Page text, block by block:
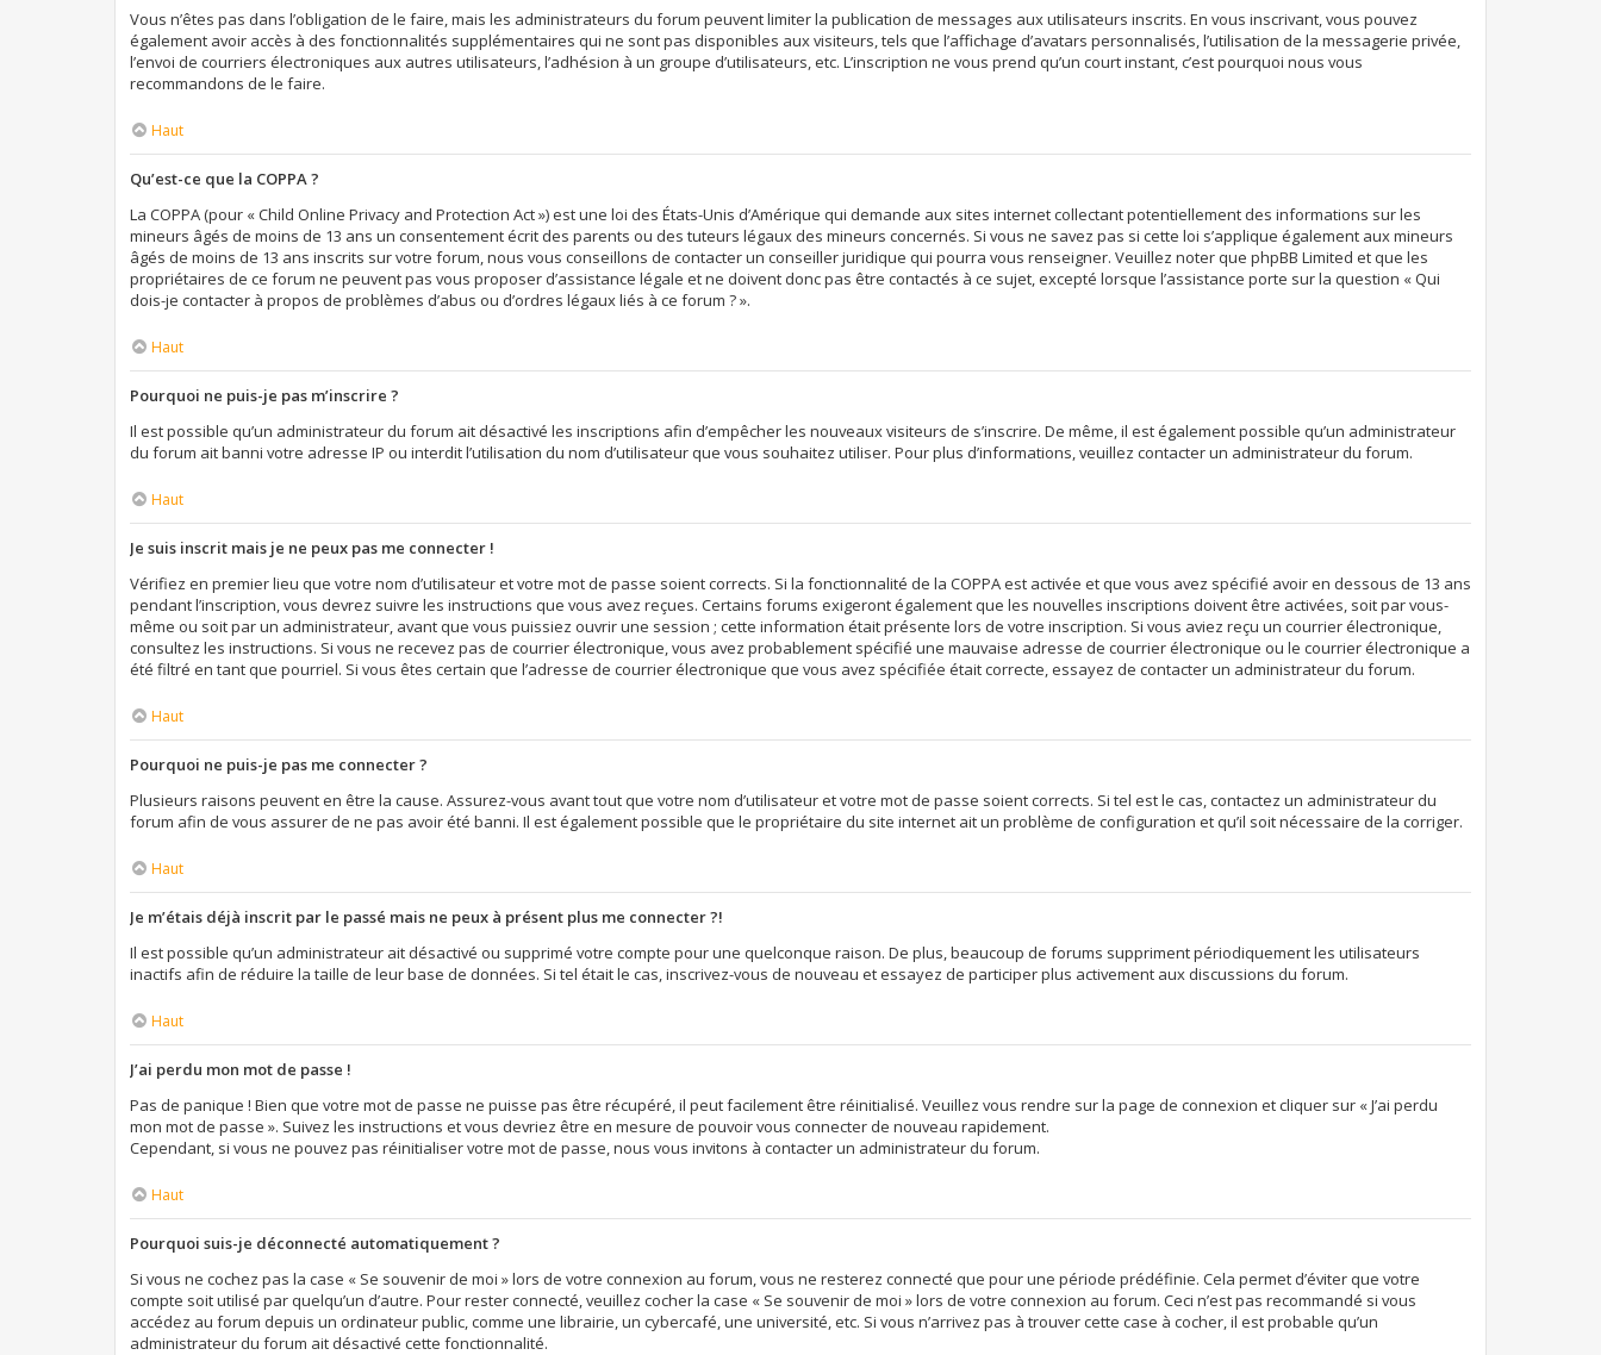
Vous n’êtes pas dans l’obligation de le faire, mais les administrateurs du forum peuvent limiter la publication de messages aux utilisateurs inscrits. En vous inscrivant, vous pouvez
également avoir accès à des fonctionnalités supplémentaires qui ne sont pas disponibles aux visiteurs, tels que l’affichage d’avatars personnalisés, l’utilisation de la messagerie privée,
l’envoi de courriers électroniques aux autres utilisateurs, l’adhésion à un groupe d’utilisateurs, etc. L’inscription ne vous prend qu’un court instant, c’est pourquoi nous vous
recommandons de le faire.
Haut
Qu’est-ce que la COPPA ?
La COPPA (pour « Child Online Privacy and Protection Act ») est une loi des États-Unis d’Amérique qui demande aux sites internet collectant potentiellement des informations sur les
mineurs âgés de moins de 13 ans un consentement écrit des parents ou des tuteurs légaux des mineurs concernés. Si vous ne savez pas si cette loi s’applique également aux mineurs
âgés de moins de 13 ans inscrits sur votre forum, nous vous conseillons de contacter un conseiller juridique qui pourra vous renseigner. Veuillez noter que phpBB Limited et que les
propriétaires de ce forum ne peuvent pas vous proposer d’assistance légale et ne doivent donc pas être contactés à ce sujet, excepté lorsque l’assistance porte sur la question « Qui
dois-je contacter à propos de problèmes d’abus ou d’ordres légaux liés à ce forum ? ».
Haut
Pourquoi ne puis-je pas m’inscrire ?
Il est possible qu’un administrateur du forum ait désactivé les inscriptions afin d’empêcher les nouveaux visiteurs de s’inscrire. De même, il est également possible qu’un administrateur
du forum ait banni votre adresse IP ou interdit l’utilisation du nom d’utilisateur que vous souhaitez utiliser. Pour plus d’informations, veuillez contacter un administrateur du forum.
Haut
Je suis inscrit mais je ne peux pas me connecter !
Vérifiez en premier lieu que votre nom d’utilisateur et votre mot de passe soient corrects. Si la fonctionnalité de la COPPA est activée et que vous avez spécifié avoir en dessous de 13 ans
pendant l’inscription, vous devrez suivre les instructions que vous avez reçues. Certains forums exigeront également que les nouvelles inscriptions doivent être activées, soit par vous-
même ou soit par un administrateur, avant que vous puissiez ouvrir une session ; cette information était présente lors de votre inscription. Si vous aviez reçu un courrier électronique,
consultez les instructions. Si vous ne recevez pas de courrier électronique, vous avez probablement spécifié une mauvaise adresse de courrier électronique ou le courrier électronique a
été filtré en tant que pourriel. Si vous êtes certain que l’adresse de courrier électronique que vous avez spécifiée était correcte, essayez de contacter un administrateur du forum.
Haut
Pourquoi ne puis-je pas me connecter ?
Plusieurs raisons peuvent en être la cause. Assurez-vous avant tout que votre nom d’utilisateur et votre mot de passe soient corrects. Si tel est le cas, contactez un administrateur du
forum afin de vous assurer de ne pas avoir été banni. Il est également possible que le propriétaire du site internet ait un problème de configuration et qu’il soit nécessaire de la corriger.
Haut
Je m’étais déjà inscrit par le passé mais ne peux à présent plus me connecter ?!
Il est possible qu’un administrateur ait désactivé ou supprimé votre compte pour une quelconque raison. De plus, beaucoup de forums suppriment périodiquement les utilisateurs
inactifs afin de réduire la taille de leur base de données. Si tel était le cas, inscrivez-vous de nouveau et essayez de participer plus activement aux discussions du forum.
Haut
J’ai perdu mon mot de passe !
Pas de panique ! Bien que votre mot de passe ne puisse pas être récupéré, il peut facilement être réinitialisé. Veuillez vous rendre sur la page de connexion et cliquer sur « J’ai perdu
mon mot de passe ». Suivez les instructions et vous devriez être en mesure de pouvoir vous connecter de nouveau rapidement.
Cependant, si vous ne pouvez pas réinitialiser votre mot de passe, nous vous invitons à contacter un administrateur du forum.
Haut
Pourquoi suis-je déconnecté automatiquement ?
Si vous ne cochez pas la case « Se souvenir de moi » lors de votre connexion au forum, vous ne resterez connecté que pour une période prédéfinie. Cela permet d’éviter que votre
compte soit utilisé par quelqu’un d’autre. Pour rester connecté, veuillez cocher la case « Se souvenir de moi » lors de votre connexion au forum. Ceci n’est pas recommandé si vous
accédez au forum depuis un ordinateur public, comme une librairie, un cybercafé, une université, etc. Si vous n’arrivez pas à trouver cette case à cocher, il est probable qu’un
administrateur du forum ait désactivé cette fonctionnalité.